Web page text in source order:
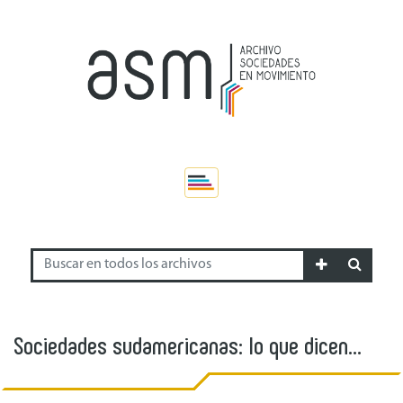
Sociedades sudamericanas: lo que dicen
jóvenes y adultos sobre las juventudes